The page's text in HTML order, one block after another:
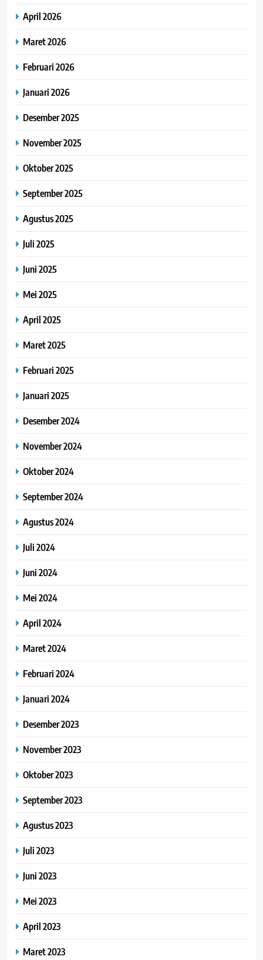
April 2026
Maret 2026
Februari 2026
Januari 2026
Desember 2025
November 2025
Oktober 2025
September 2025
Agustus 2025
Juli 2025
Juni 2025
Mei 2025
April 2025
Maret 2025
Februari 2025
Januari 2025
Desember 2024
November 2024
Oktober 2024
September 2024
Agustus 2024
Juli 2024
Juni 2024
Mei 2024
April 2024
Maret 2024
Februari 2024
Januari 2024
Desember 2023
November 2023
Oktober 2023
September 2023
Agustus 2023
Juli 2023
Juni 2023
Mei 2023
April 2023
Maret 2023